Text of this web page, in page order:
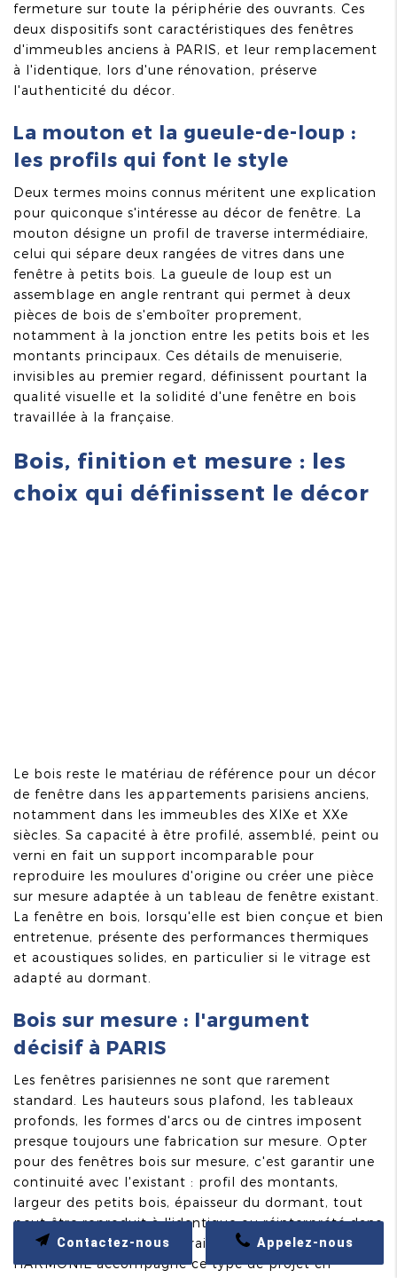
fermeture sur toute la périphérie des ouvrants. Ces
deux dispositifs sont caractéristiques des fenêtres
d'immeubles anciens à PARIS, et leur remplacement
à l'identique, lors d'une rénovation, préserve
l'authenticité du décor.
La mouton et la gueule-de-loup :
les profils qui font le style
Deux termes moins connus méritent une explication
pour quiconque s'intéresse au décor de fenêtre. La
mouton désigne un profil de traverse intermédiaire,
celui qui sépare deux rangées de vitres dans une
fenêtre à petits bois. La gueule de loup est un
assemblage en angle rentrant qui permet à deux
pièces de bois de s'emboîter proprement,
notamment à la jonction entre les petits bois et les
montants principaux. Ces détails de menuiserie,
invisibles au premier regard, définissent pourtant la
qualité visuelle et la solidité d'une fenêtre en bois
travaillée à la française.
Bois, finition et mesure : les
choix qui définissent le décor
Le bois reste le matériau de référence pour un décor
de fenêtre dans les appartements parisiens anciens,
notamment dans les immeubles des XIXe et XXe
siècles. Sa capacité à être profilé, assemblé, peint ou
verni en fait un support incomparable pour
reproduire les moulures d'origine ou créer une pièce
sur mesure adaptée à un tableau de fenêtre existant.
La fenêtre en bois, lorsqu'elle est bien conçue et bien
entretenue, présente des performances thermiques
et acoustiques solides, en particulier si le vitrage est
adapté au dormant.
Bois sur mesure : l'argument
décisif à PARIS
Les fenêtres parisiennes ne sont que rarement
standard. Les hauteurs sous plafond, les tableaux
profonds, les formes d'arcs ou de cintres imposent
presque toujours une fabrication sur mesure. Opter
pour des fenêtres bois sur mesure, c'est garantir une
continuité avec l'existant : profil des montants,
largeur des petits bois, épaisseur du dormant, tout
peut être reproduit à l'identique ou réinterprété dans
un esprit déco contemporain. CONFORT ET
HARMONIE accompagne ce type de projet en
Appelez-nous
Contactez-nous